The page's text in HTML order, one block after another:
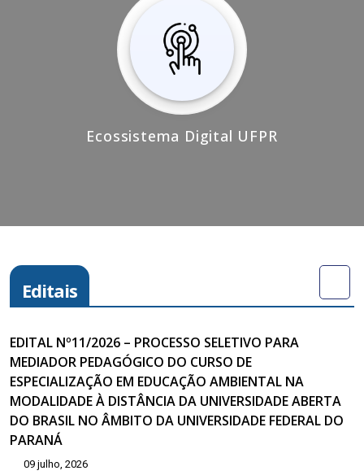
Ecossistema Digital UFPR
Editais
EDITAL Nº11/2026 – PROCESSO SELETIVO PARA
MEDIADOR PEDAGÓGICO DO CURSO DE
ESPECIALIZAÇÃO EM EDUCAÇÃO AMBIENTAL NA
MODALIDADE À DISTÂNCIA DA UNIVERSIDADE ABERTA
DO BRASIL NO ÂMBITO DA UNIVERSIDADE FEDERAL DO
PARANÁ
09 julho, 2026